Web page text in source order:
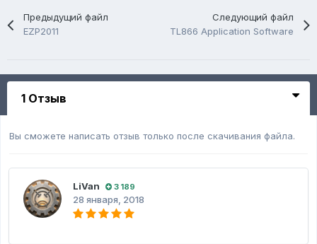
Предыдущий файл
EZP2011
Следующий файл
TL866 Application Software
1 Отзыв
Вы сможете написать отзыв только после скачивания файла.
LiVan 3 189
28 января, 2018